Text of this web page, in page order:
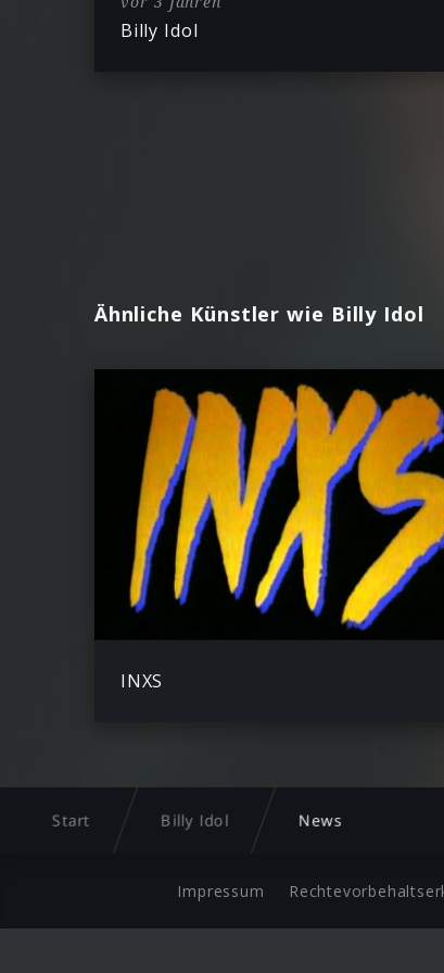
Billy Idol
Ähnliche Künstler wie Billy Idol
INXS
Start Billy Idol News
Impressum